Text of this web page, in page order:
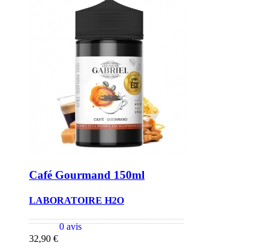
Café Gourmand 150ml
LABORATOIRE H2O
0 avis
32,90 €